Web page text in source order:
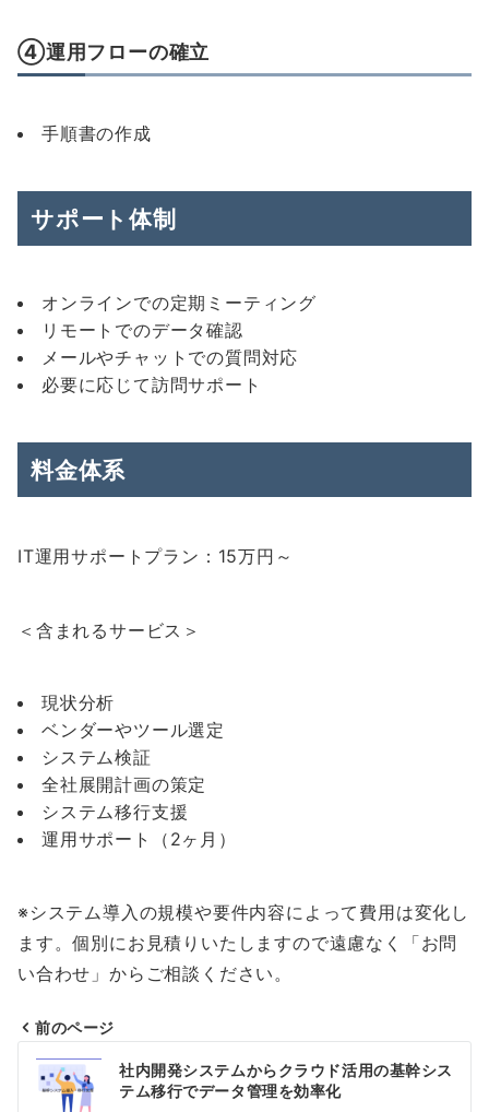
④運用フローの確立
手順書の作成
サポート体制
オンラインでの定期ミーティング
リモートでのデータ確認
メールやチャットでの質問対応
必要に応じて訪問サポート
料金体系
IT運用サポートプラン：15万円～
＜含まれるサービス＞
現状分析
ベンダーやツール選定
システム検証
全社展開計画の策定
システム移行支援
運用サポート（2ヶ月）
※システム導入の規模や要件内容によって費用は変化し
ます。個別にお見積りいたしますので遠慮なく「お問
い合わせ」からご相談ください。
投
稿
前のページ
社内開発システムからクラウド活用の基幹シス
テム移行でデータ管理を効率化